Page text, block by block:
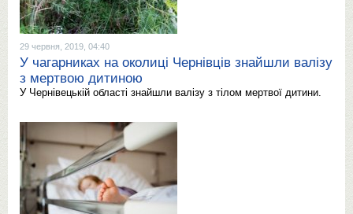
29 червня, 2019, 04:40
У чагарниках на околиці Чернівців знайшли валізу
з мертвою дитиною
У Чернівецькій області знайшли валізу з тілом мертвої дитини.